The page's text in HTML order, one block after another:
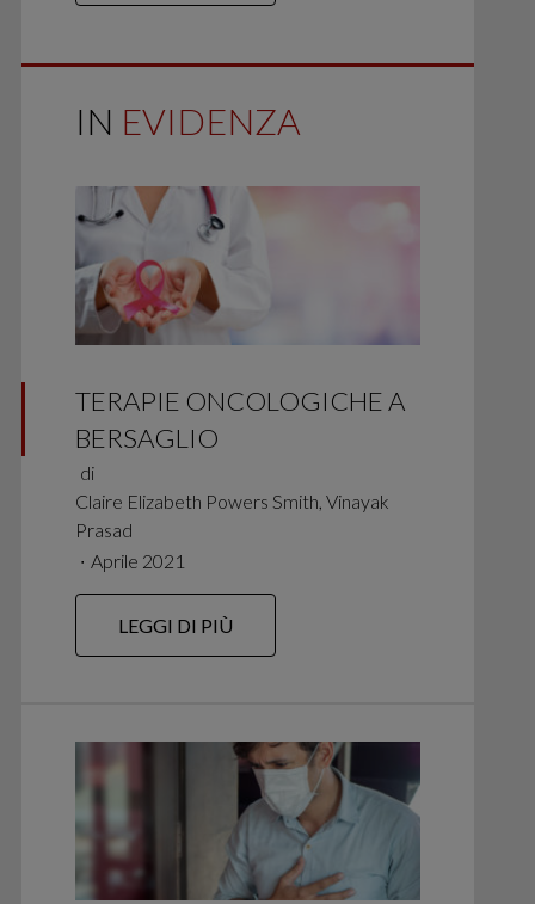
IN EVIDENZA
TERAPIE ONCOLOGICHE A
BERSAGLIO
di
Claire Elizabeth Powers Smith, Vinayak
Prasad
∙ Aprile 2021
LEGGI DI PIÙ